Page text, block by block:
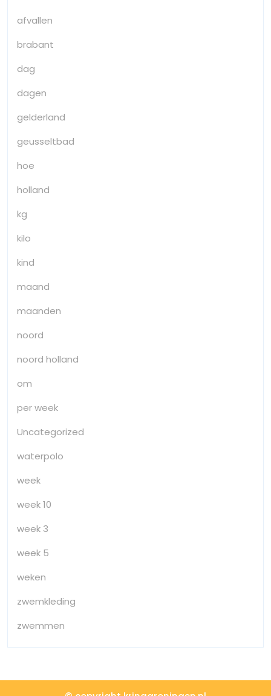
afvallen
brabant
dag
dagen
gelderland
geusseltbad
hoe
holland
kg
kilo
kind
maand
maanden
noord
noord holland
om
per week
Uncategorized
waterpolo
week
week 10
week 3
week 5
weken
zwemkleding
zwemmen